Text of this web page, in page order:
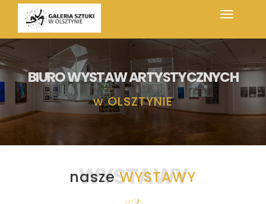
BIURO WYSTAW ARTYSTYCZNYCH
w OLSZTYNIE
WYSTAWY
naszeWYSTAWY